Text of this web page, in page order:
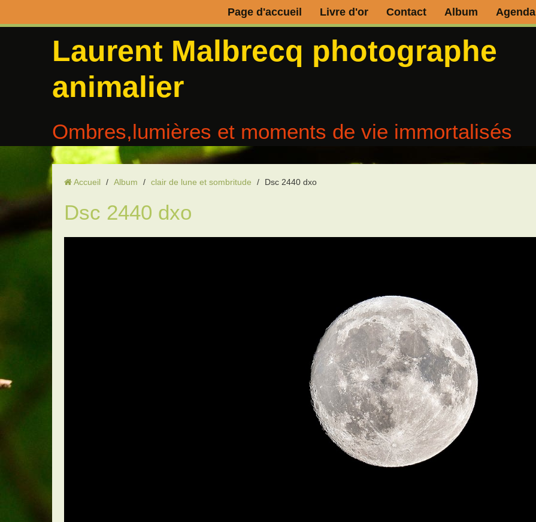
Page d'accueil Livre d'or Contact Album Agenda
Laurent Malbrecq photographe
animalier
Ombres,lumières et moments de vie immortalisés
Accueil / Album / clair de lune et sombritude / Dsc 2440 dxo
Dsc 2440 dxo